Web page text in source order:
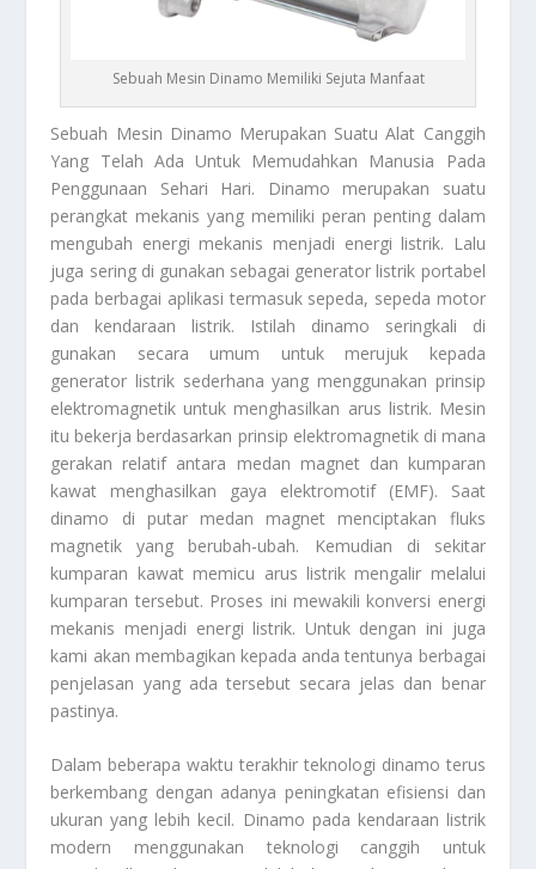
Sebuah Mesin Dinamo Memiliki Sejuta Manfaat
Sebuah Mesin Dinamo Merupakan Suatu Alat Canggih
Yang Telah Ada Untuk Memudahkan Manusia Pada
Penggunaan Sehari Hari. Dinamo merupakan suatu
perangkat mekanis yang memiliki peran penting dalam
mengubah energi mekanis menjadi energi listrik. Lalu
juga sering di gunakan sebagai generator listrik portabel
pada berbagai aplikasi termasuk sepeda, sepeda motor
dan kendaraan listrik. Istilah dinamo seringkali di
gunakan secara umum untuk merujuk kepada
generator listrik sederhana yang menggunakan prinsip
elektromagnetik untuk menghasilkan arus listrik. Mesin
itu bekerja berdasarkan prinsip elektromagnetik di mana
gerakan relatif antara medan magnet dan kumparan
kawat menghasilkan gaya elektromotif (EMF). Saat
dinamo di putar medan magnet menciptakan fluks
magnetik yang berubah-ubah. Kemudian di sekitar
kumparan kawat memicu arus listrik mengalir melalui
kumparan tersebut. Proses ini mewakili konversi energi
mekanis menjadi energi listrik. Untuk dengan ini juga
kami akan membagikan kepada anda tentunya berbagai
penjelasan yang ada tersebut secara jelas dan benar
pastinya.
Dalam beberapa waktu terakhir teknologi dinamo terus
berkembang dengan adanya peningkatan efisiensi dan
ukuran yang lebih kecil. Dinamo pada kendaraan listrik
modern menggunakan teknologi canggih untuk